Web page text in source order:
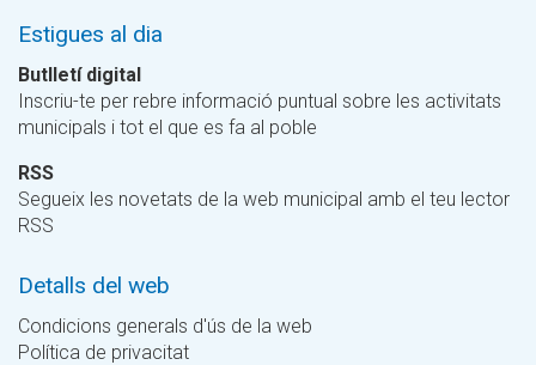
Estigues al dia
Butlletí digital
Inscriu-te per rebre informació puntual sobre les activitats
municipals i tot el que es fa al poble
RSS
Segueix les novetats de la web municipal amb el teu lector
RSS
Detalls del web
Condicions generals d'ús de la web
Política de privacitat